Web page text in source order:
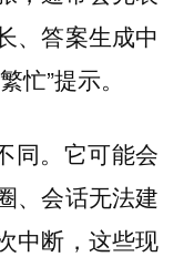
、答案生成中
忙”提示。
同。它可能会
、会话无法建
中断，这些现